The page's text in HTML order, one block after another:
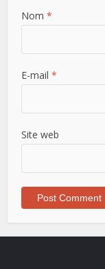
Nom*
E-mail*
Site web